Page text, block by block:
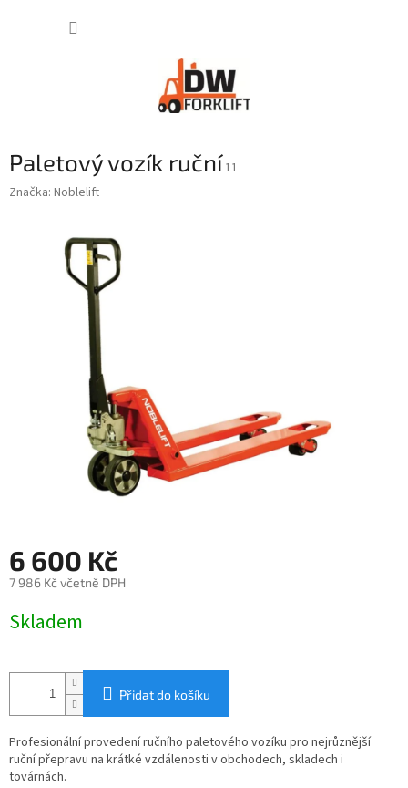
Paletový vozík ruční11
Značka: Noblelift
6 600 Kč
7 986 Kč včetně DPH
cena:
Skladem
Přidat do košíku
Profesionální provedení ručního paletového vozíku pro nejrůznější
ruční přepravu na krátké vzdálenosti v obchodech, skladech i
továrnách.